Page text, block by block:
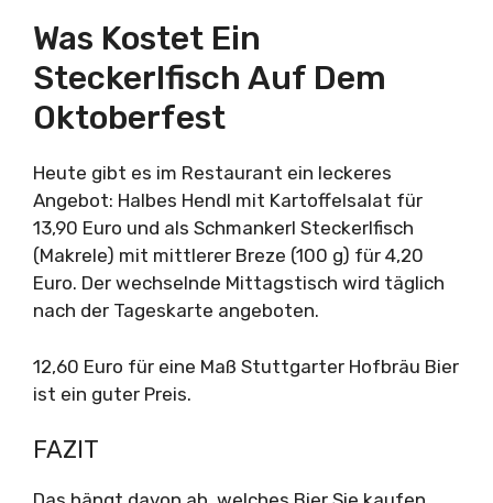
Was Kostet Ein
Steckerlfisch Auf Dem
Oktoberfest
Heute gibt es im Restaurant ein leckeres
Angebot: Halbes Hendl mit Kartoffelsalat für
13,90 Euro und als Schmankerl Steckerlfisch
(Makrele) mit mittlerer Breze (100 g) für 4,20
Euro. Der wechselnde Mittagstisch wird täglich
nach der Tageskarte angeboten.
12,60 Euro für eine Maß Stuttgarter Hofbräu Bier
ist ein guter Preis.
FAZIT